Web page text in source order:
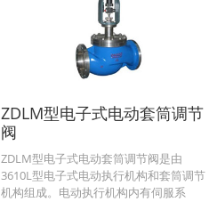
ZDLM型电子式电动套筒调节
阀
ZDLM型电子式电动套筒调节阀是由
3610L型电子式电动执行机构和套筒调节
机构组成。电动执行机构内有伺服系